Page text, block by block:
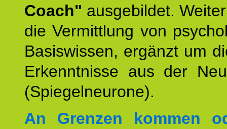
Coach" ausgebildet.
die Vermittlung von
Basiswissen, ergänzt um
Erkenntnisse aus der
(Spiegelneurone).
An Grenzen kommen